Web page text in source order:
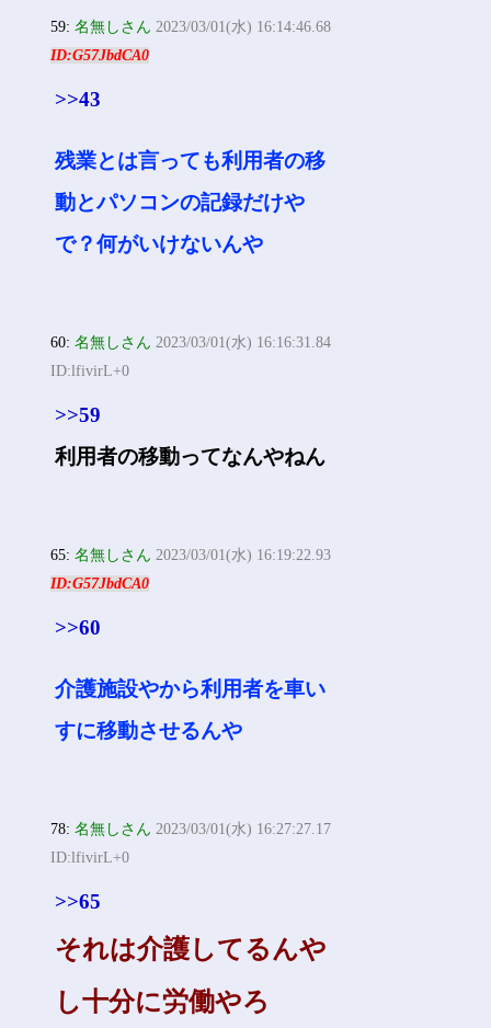
59:名無しさん 2023/03/01(水) 16:14:46.68
ID:G57JbdCA0
>>43
残業とは言っても利用者の移
動とパソコンの記録だけや
で？何がいけないんや
60:名無しさん 2023/03/01(水) 16:16:31.84
ID:lfivirL+0
>>59
利用者の移動ってなんやねん
65:名無しさん 2023/03/01(水) 16:19:22.93
ID:G57JbdCA0
>>60
介護施設やから利用者を車い
すに移動させるんや
78:名無しさん 2023/03/01(水) 16:27:27.17
ID:lfivirL+0
>>65
それは介護してるんや
し十分に労働やろ